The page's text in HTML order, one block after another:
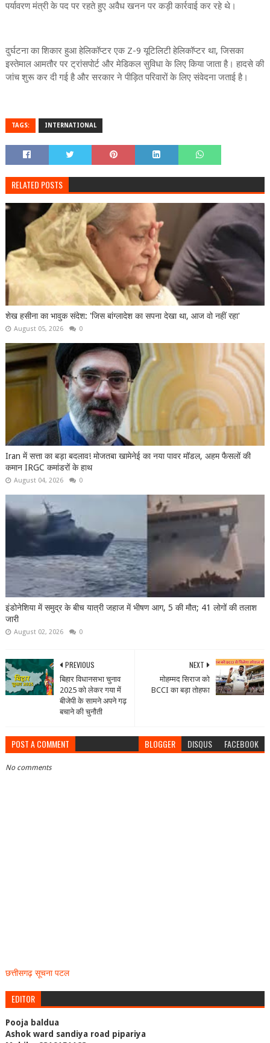
पर्यावरण मंत्री के पद पर रहते हुए अवैध खनन पर कड़ी कार्रवाई कर रहे थे।
दुर्घटना का शिकार हुआ हेलिकॉप्टर एक Z-9 यूटिलिटी हेलिकॉप्टर था, जिसका
इस्तेमाल आमतौर पर ट्रांसपोर्ट और मेडिकल सुविधा के लिए किया जाता है। हादसे की
जांच शुरू कर दी गई है और सरकार ने पीड़ित परिवारों के लिए संवेदना जताई है।
TAGS: INTERNATIONAL
RELATED POSTS
शेख हसीना का भावुक संदेश: 'जिस बांग्लादेश का सपना देखा था, आज वो नहीं रहा'
August 05, 2026 0
Iran में सत्ता का बड़ा बदलाव! मोजतबा खामेनेई का नया पावर मॉडल, अहम फैसलों की
कमान IRGC कमांडरों के हाथ
August 04, 2026 0
इंडोनेशिया में समुद्र के बीच यात्री जहाज में भीषण आग, 5 की मौत; 41 लोगों की तलाश
जारी
August 02, 2026 0
NEXT
मोहम्मद सिराज को
BCCI का बड़ा तोहफा
PREVIOUS
बिहार विधानसभा चुनाव
2025 को लेकर गया में
बीजेपी के सामने अपने गढ़
बचाने की चुनौती
POST A COMMENT BLOGGER DISQUS FACEBOOK
No comments
छत्तीसगढ़ सूचना पटल
EDITOR
Pooja baldua
Ashok ward sandiya road pipariya